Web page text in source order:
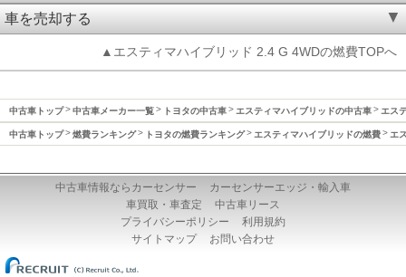
車を売却する
▲エスティマハイブリッド 2.4 G 4WDの燃費TOPへ
中古車トップ 中古車メーカー一覧 トヨタの中古車 エスティマハイブリッドの中古車 エス
中古車トップ 燃費ランキング トヨタの燃費ランキング エスティマハイブリッドの燃費 エ
中古車情報ならカーセンサー
カーセンサーエッジ・輸入車
車買取・車査定
中古車リース
プライバシーポリシー
利用規約
サイトマップ
お問い合わせ